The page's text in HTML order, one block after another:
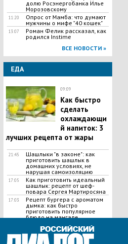
долю Росэнергобанка Илье
Морозовскому
11:20
Опрос от Мамба: что думают
мужчины о мифе "40 кошек"
13:07
Роман Фелик рассказал, как
родился Instime
ВСЕ НОВОСТИ »
ЕДА
09:09
Как быстро
сделать
охлаждающи
й напиток: 3
лучших рецепта от жары
21:45
Шашлыки "в законе": как
приготовить шашлык в
домашних условиях, не
нарушая самоизоляцию
17:05
Как приготовить идеальный
шашлык​: рецепт от шеф-
повара Сергея Мартиросяна
17:03
Рецепт бургера с ароматом
дымка: как быстро
приготовить популярное
блюдо на мангале
ВСЕ НОВОСТИ »